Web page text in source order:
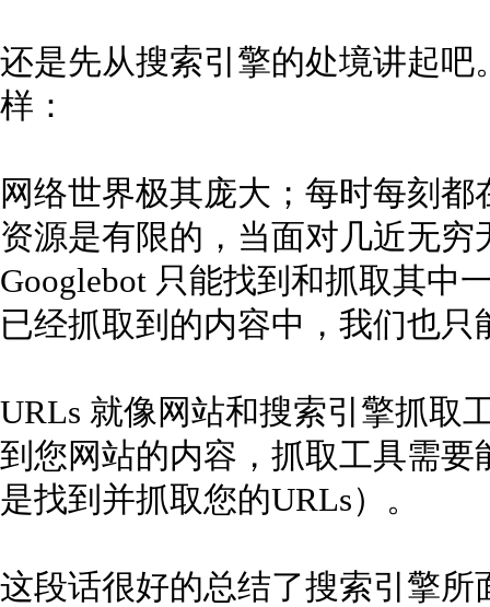
还是先从搜索引擎的处境讲起吧
样：
网络世界极其庞大；每时每刻
资源是有限的，当面对几近无
Googlebot 只能找到和抓取其中
已经抓取到的内容中，我们也
URLs 就像网站和搜索引擎抓取
到您网站的内容，抓取工具需
是找到并抓取您的URLs）。
这段话很好的总结了搜索引擎